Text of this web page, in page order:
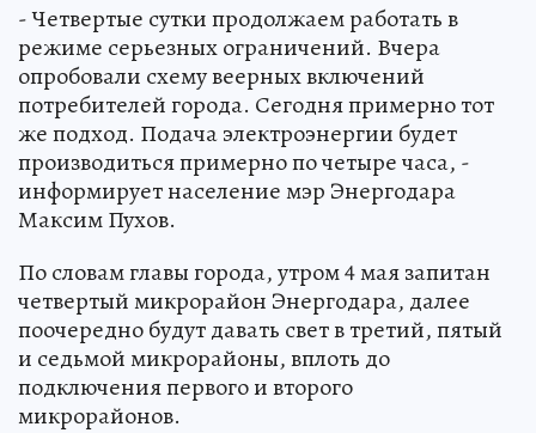
- Четвертые сутки продолжаем работать в
режиме серьезных ограничений. Вчера
опробовали схему веерных включений
потребителей города. Сегодня примерно тот
же подход. Подача электроэнергии будет
производиться примерно по четыре часа, -
информирует население мэр Энергодара
Максим Пухов.
По словам главы города, утром 4 мая запитан
четвертый микрорайон Энергодара, далее
поочередно будут давать свет в третий, пятый
и седьмой микрорайоны, вплоть до
подключения первого и второго
микрорайонов.